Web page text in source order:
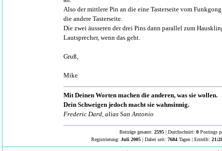
Also der mittlere Pin an die eine Tasterseite vom
die andere Tasterseite.
Die zwei äusseren der drei Pins dann parallel zum
Lautsprecher, wenn das geht.
Gruß,
Mike
Mit Deinen Worten machen die anderen, was sie wollen.
Dein Schweigen jedoch macht sie wahnsinnig.
Frederic Dard, alias San Antonio
Beiträge gesamt: 2595| Durchschnitt: 0Postings
Registrierung: Juli 2005 | Dabei seit: 7684 Tagen | Erstellt: